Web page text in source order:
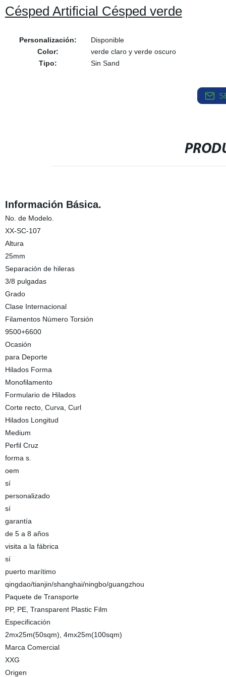
Césped Artificial Césped verde
Personalización:
Disponible
Color:
verde claro y verde oscuro
Tipo:
Sin Sand
Información Básica.
No. de Modelo.
XX-SC-107
Altura
25mm
Separación de hileras
3/8 pulgadas
Grado
Clase Internacional
Filamentos Número Torsión
9500+6600
Ocasión
para Deporte
Hilados Forma
Monofilamento
Formulario de Hilados
Corte recto, Curva, Curl
Hilados Longitud
Medium
Perfil Cruz
forma s.
oem
sí
personalizado
sí
garantía
de 5 a 8 años
visita a la fábrica
sí
puerto marítimo
qingdao/tianjin/shanghai/ningbo/guangzhou
Paquete de Transporte
PP, PE, Transparent Plastic Film
Especificación
2mx25m(50sqm), 4mx25m(100sqm)
Marca Comercial
XXG
Origen